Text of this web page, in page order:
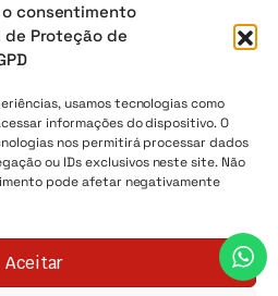
consentimento
de Proteção de
usamos tecnologias como
informações do dispositivo. O
nos permitirá processar dados
ou IDs exclusivos neste site. Não
pode afetar negativamente
Aceitar
aba contato.
Envio Lista de desejos
reservados. CNPJ